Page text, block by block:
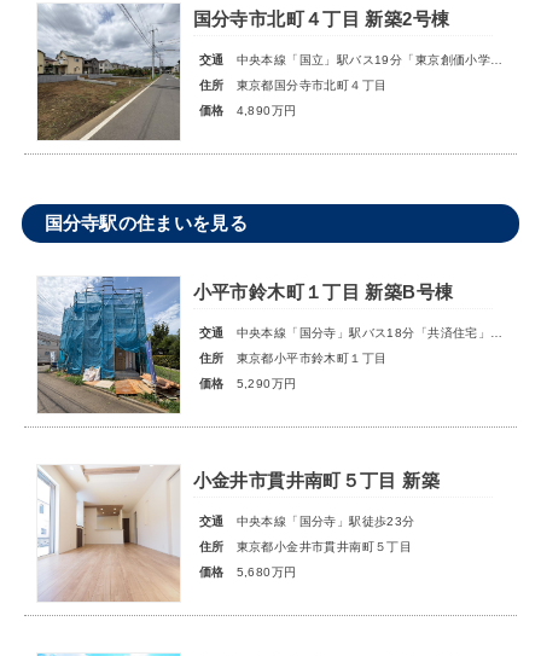
国分寺市北町４丁目 新築2号棟
交通
中央本線「国立」駅バス19分「東京創価小学校」停歩8分
住所
東京都国分寺市北町４丁目
価格
4,890万円
国分寺駅の住まいを見る
小平市鈴木町１丁目 新築B号棟
交通
中央本線「国分寺」駅バス18分「共済住宅」停歩5分
住所
東京都小平市鈴木町１丁目
価格
5,290万円
小金井市貫井南町５丁目 新築
交通
中央本線「国分寺」駅徒歩23分
住所
東京都小金井市貫井南町５丁目
価格
5,680万円